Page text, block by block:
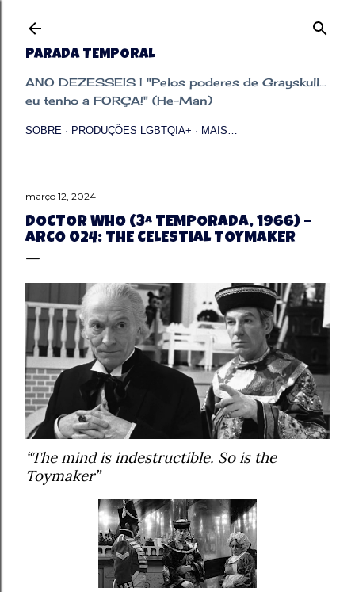
PARADA TEMPORAL
ANO DEZESSEIS | "Pelos poderes de Grayskull...
eu tenho a FORÇA!" (He-Man)
SOBRE PRODUÇÕES LGBTQIA+ MAIS…
março 12, 2024
DOCTOR WHO (3ª TEMPORADA, 1966) –
ARCO 024: THE CELESTIAL TOYMAKER
“The mind is indestructible. So is the
Toymaker”